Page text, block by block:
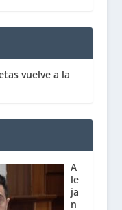
vuelve a la
A
le
ja
n